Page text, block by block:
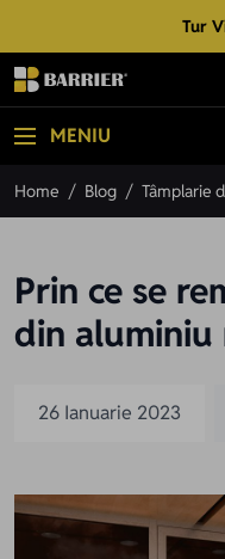
Tur
MENIU
Home / Blog / Tâmplarie
Prin ce se
din
26 Ianuarie 2023